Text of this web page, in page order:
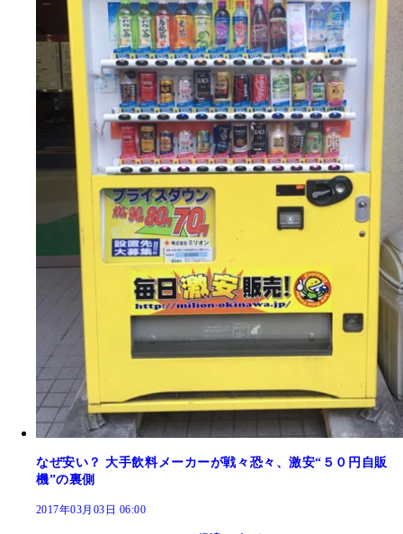
なぜ安い？ 大手飲料メーカーが戦々恐々、激安“５０円自販
機”の裏側
2017年03月03日 06:00